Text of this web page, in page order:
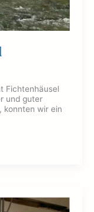
Fichtenhäusel
und guter
konnten wir ein